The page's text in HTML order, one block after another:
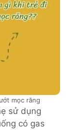
mọc răng
sử dụng
có gas